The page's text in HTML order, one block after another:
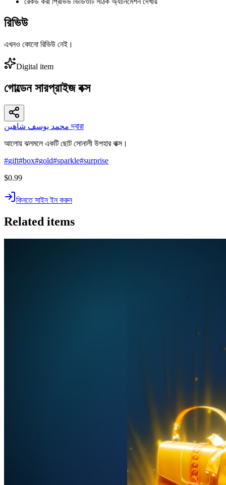
রিভিউ
এখনও কোনো রিভিউ নেই।
Digital item
গোল্ডেন সারপ্রাইজ বক্স
محمد يوسف شاهين দ্বারা
আলোয় ঝলমলে একটি ছোট সোনালী উপহার বাক্স।
#gift#box#gold#sparkle#surprise
$0.99
কিনতে সাইন ইন করুন
Related items